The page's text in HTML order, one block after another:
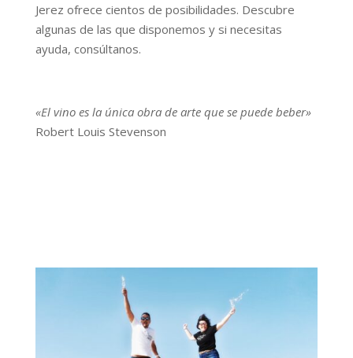
Jerez ofrece cientos de posibilidades. Descubre
algunas de las que disponemos y si necesitas
ayuda, consúltanos.
«El vino es la única obra de arte que se puede beber»
Robert Louis Stevenson